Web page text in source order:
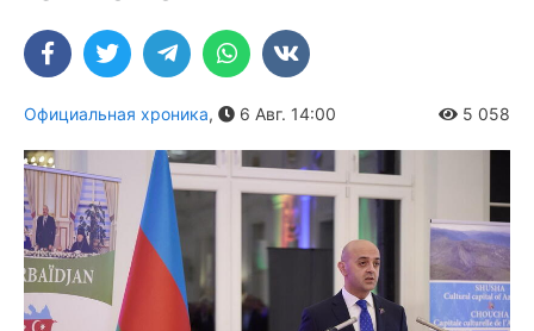
Официальная хроника, 6 Авг. 14:00 5 058